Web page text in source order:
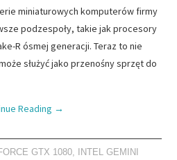
miniaturowych komputerów firmy
podzespoły, takie jak procesory
R ósmej generacji. Teraz to nie
służyć jako przenośny sprzęt do
Reading →
GTX 1080,
INTEL GEMINI